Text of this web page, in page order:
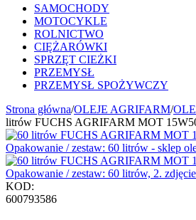
SAMOCHODY
MOTOCYKLE
ROLNICTWO
CIĘŻARÓWKI
SPRZĘT CIEŻKI
PRZEMYSŁ
PRZEMYSŁ SPOŻYWCZY
Strona główna/OLEJE AGRIFARM/
litrów FUCHS AGRIFARM MOT
KOD:
600793586